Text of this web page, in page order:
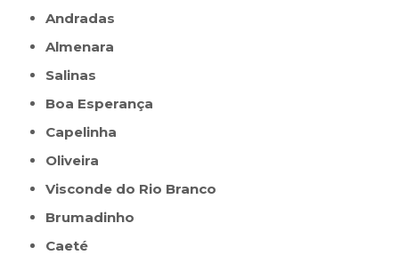
Andradas
Almenara
Salinas
Boa Esperança
Capelinha
Oliveira
Visconde do Rio Branco
Brumadinho
Caeté